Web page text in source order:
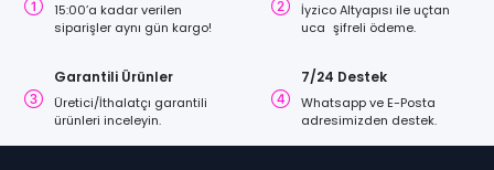
15:00’a kadar verilen
siparişler aynı gün kargo!
İyzico Altyapısı ile uçtan
uca şifreli ödeme.
Garantili Ürünler
Üretici/İthalatçı garantili
ürünleri inceleyin.
7/24 Destek
Whatsapp ve E-Posta
adresimizden destek.